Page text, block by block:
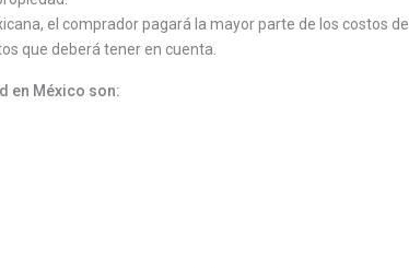
el comprador pagará la mayor parte de los costos de
que deberá tener en cuenta.
en México son: